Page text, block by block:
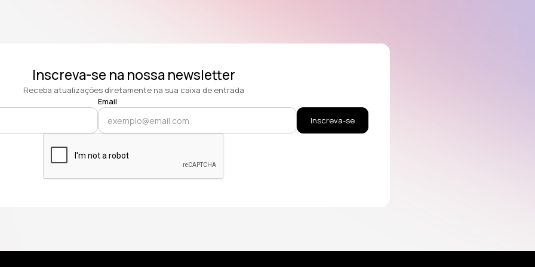
Inscreva-se na nossa newsletter
Receba atualizações diretamente na sua caixa de entrada
Email